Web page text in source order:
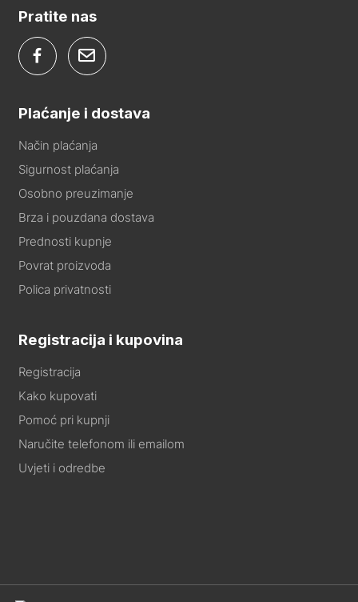
Pratite nas
Plaćanje i dostava
Način plaćanja
Sigurnost plaćanja
Osobno preuzimanje
Brza i pouzdana dostava
Prednosti kupnje
Povrat proizvoda
Polica privatnosti
Registracija i kupovina
Registracija
Kako kupovati
Pomoć pri kupnji
Naručite telefonom ili emailom
Uvjeti i odredbe